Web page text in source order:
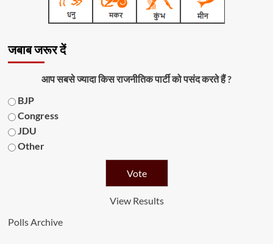
जबाब जरूर दें
आप सबसे ज्यादा किस राजनीतिक पार्टी को पसंद करते हैं ?
BJP
Congress
JDU
Other
View Results
Polls Archive